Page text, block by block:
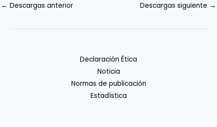
← Descargas anterior Descargas siguiente →
Declaración Ética
Noticia
Normas de publicación
Estadística